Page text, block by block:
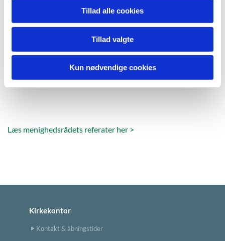
Tillad alle cookies
Tillad valgte
Kun nødvendige cookies
Læs menighedsrådets referater her >
Kirkekontor
Kontakt & åbningstider